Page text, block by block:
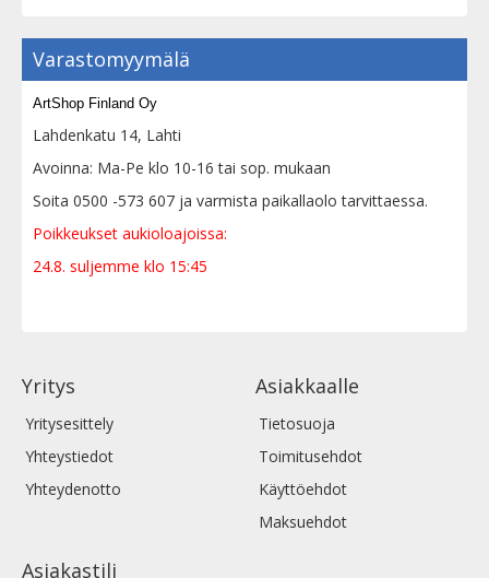
Varastomyymälä
ArtShop Finland Oy
Lahdenkatu 14, Lahti
Avoinna: Ma-Pe klo 10-16 tai sop. mukaan
Soita 0500 -573 607 ja varmista paikallaolo tarvittaessa.
Poikkeukset aukioloajoissa:
24.8. suljemme klo 15:45
Yritys
Yritysesittely
Yhteystiedot
Yhteydenotto
Asiakkaalle
Tietosuoja
Toimitusehdot
Käyttöehdot
Maksuehdot
Asiakastili